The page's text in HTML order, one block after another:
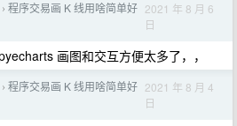
› 程序交易画 K 线用啥简单好 2021 年 8 月 6
日
画图和交互方便太多了，，
› 程序交易画 K 线用啥简单好 2021 年 8 月 4
日